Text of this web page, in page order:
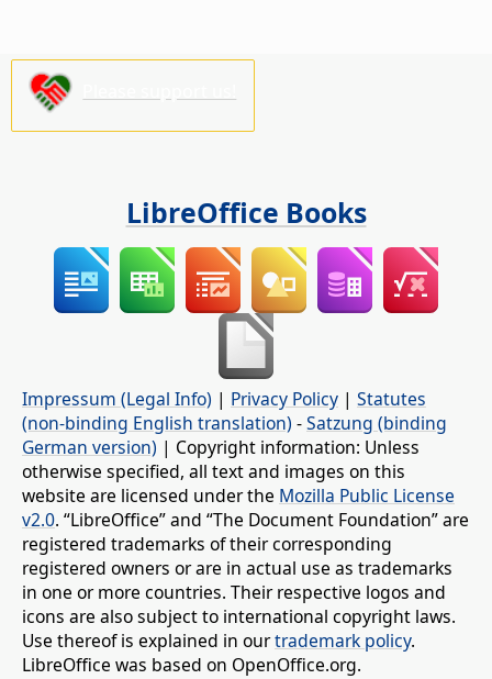
LibreOffice Books
Impressum (Legal Info) | Privacy Policy | Statutes
(non-binding English translation) -Satzung (binding
German version) | Copyright information: Unless
otherwise specified, all text and images on this
website are licensed under the Mozilla Public License
v2.0. “LibreOffice” and “The Document Foundation” are
registered trademarks of their corresponding
registered owners or are in actual use as trademarks
in one or more countries. Their respective logos and
icons are also subject to international copyright laws.
Use thereof is explained in ourtrademark policy.
LibreOffice was based on OpenOffice.org.